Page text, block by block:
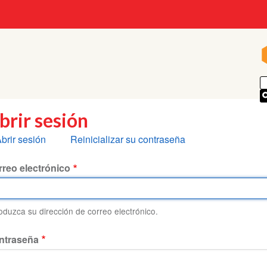
sesión
sesión Reinicializar su contraseña
electrónico
su dirección de correo electrónico.